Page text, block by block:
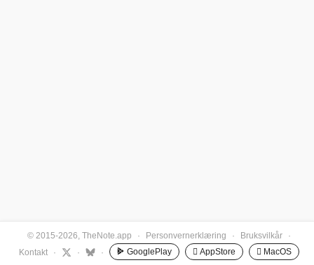
© 2015-2026, TheNote.app · Personvernerklæring · Bruksvilkår
·
Kontakt
· · · GooglePlay  AppStore  MacOS